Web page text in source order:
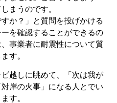
まうのです。
か？」と質問を投げかける
を確認することができるの
事業者に耐震性について質
す。
越しに眺めて、「次は我が
岸の火事」になる人とでい
す。